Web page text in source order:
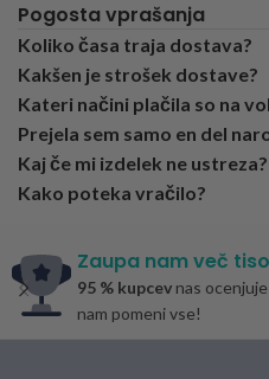
Pogosta vprašanja
Koliko časa traja dostava?
Kakšen je strošek dostave?
Kateri načini plačila so na
Prejela sem samo en del
Kaj če mi izdelek ne ustreza?
Kako poteka vračilo?
Zaupa nam več
95 % kupcev nas
nam pomeni vse!